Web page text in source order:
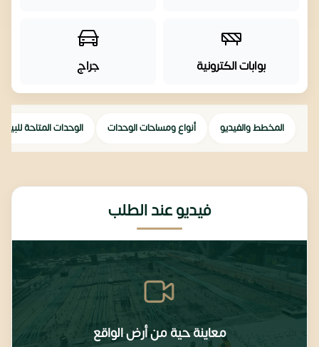
بوابات الكترونية جراج
المخطط والفيديو أنواع ومساحات الوحدات الوحدات المتاحة للبيع
فيديو عند الطلب
معاينة حية من أرض الواقع